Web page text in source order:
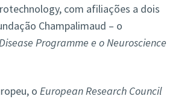
com afiliações a dois
Champalimaud – o
Programme e o Neuroscience
o European Research Council